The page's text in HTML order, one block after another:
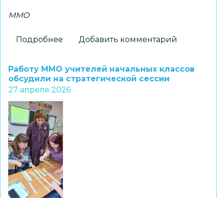
ММО
Подробнее
взаимодействия
с
детьми
Добавить комментарий
Работу ММО учителей начальных классов
обсудили на стратегической сессии
27 апреля 2026